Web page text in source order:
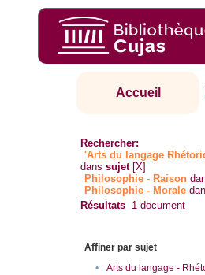
Accueil
Rechercher:
'Arts du langage
danssujet [X]
Philosophie - Raison
Philosophie - Morale
Résultats 1 document
Affiner par sujet
•
Arts du langage -